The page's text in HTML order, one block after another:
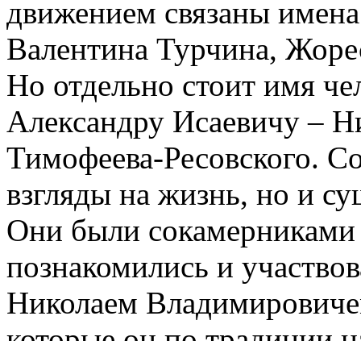
движением связаны
Валентина Турчина,
Но отдельно стоит имя
Александру Исаевичу –
Тимофеева-Ресовского.
взгляды на жизнь, но и
Они были сокамерниками
познакомились и
Николаем